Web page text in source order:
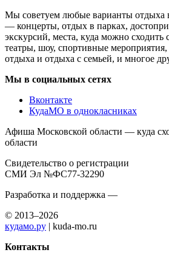
Мы советуем любые варианты отдыха
— концерты, отдых в парках,
экскурсий, места, куда можно сходить
театры, шоу, спортивные мероприятия,
отдыха и отдыха с семьей, и многое
Мы в социальных сетях
Вконтакте
КудаМО в однокласниках
Афиша Московской области — куда
области
Свидетельство о регистрации
СМИ Эл №ФС77-32290
Разработка и поддержка —
© 2013–2026
кудамо.ру | kuda-mo.ru
Контакты